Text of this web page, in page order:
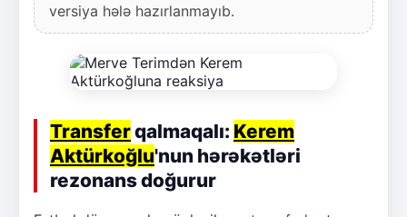
versiya hələ hazırlanmayıb.
Transferqalmaqalı: Kerem
Aktürkoğlu'nun hərəkətləri
rezonans doğurur